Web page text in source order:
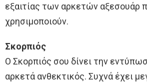
εξαιτίας των αρκετών αξεσουάρ
χρησιμοποιούν.
Σκορπιός
Ο Σκορπιός σου δίνει την
αρκετά ανθεκτικός. Συχνά έχει